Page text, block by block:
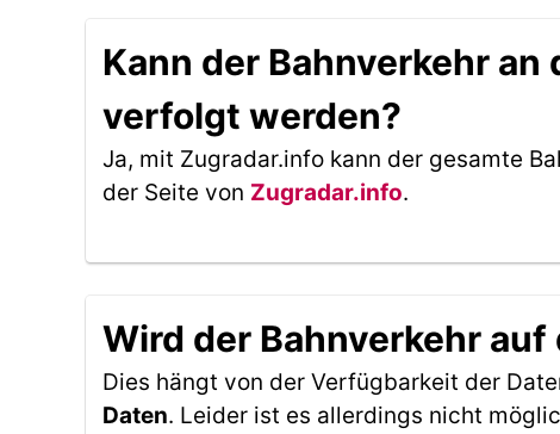
Kann der Bahnverkehr
verfolgt werden?
Ja, mit Zugradar.info kann der gesamte
der Seite von Zugradar.info.
Wird der Bahnverkehr
Dies hängt von der Verfügbarkeit der
Daten. Leider ist es allerdings nicht